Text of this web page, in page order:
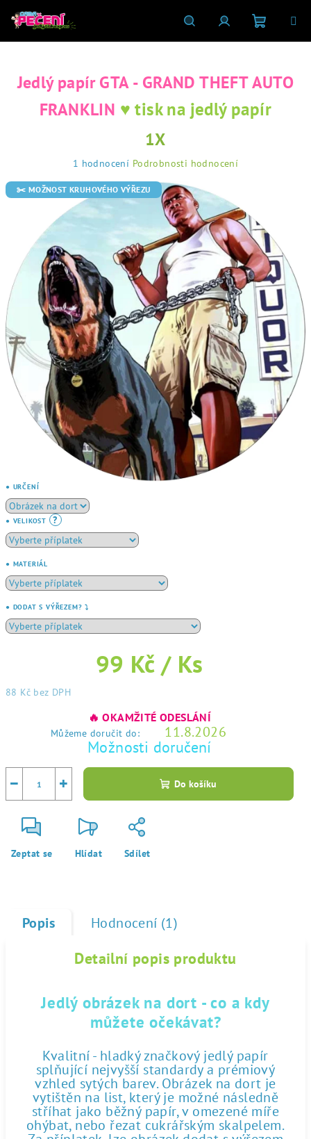
HledatPřihlášeníNákupní
košík
● URČENÍ
● VELIKOST ?
● MATERIÁL
● DODAT S VÝŘEZEM? ⤵️
99 Kč / Ks
88 Kč bez DPH
🔥 OKAMŽITÉ ODESLÁNÍ
Můžeme doručit do: 11.8.2026
Možnosti doručení
+
− Do košíku
Zeptat se Hlídat Sdílet
Jedlý papír GTA - GRAND THEFT AUTO
FRANKLIN ♥ tisk na jedlý papír
1X
produktu
hvězdiček.
1 hodnocení Podrobnosti hodnocení
✂️ MOŽNOST KRUHOVÉHO VÝŘEZU
Popis Hodnocení (1)
Detailní popis produktu
Jedlý obrázek na dort - co a kdy
můžete očekávat?
Kvalitní - hladký značkový jedlý papír
splňující nejvyšší standardy a prémiový
vzhled sytých barev. Obrázek na dort je
vytištěn na list, který je možné následně
stříhat jako běžný papír, v omezené míře
ohýbat, nebo řezat cukrářským skalpelem.